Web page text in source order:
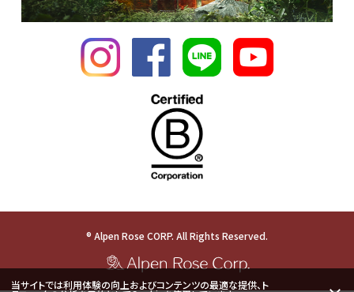
® Alpen Rose CORP. All Rights Reserved.
当サイトでは利用体験の向上およびコンテンツの最適な提供、ト